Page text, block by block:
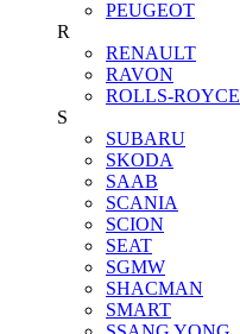
PEUGEOT
R
RENAULT
RAVON
ROLLS-ROYCE
S
SUBARU
SKODA
SAAB
SCANIA
SCION
SEAT
SGMW
SHACMAN
SMART